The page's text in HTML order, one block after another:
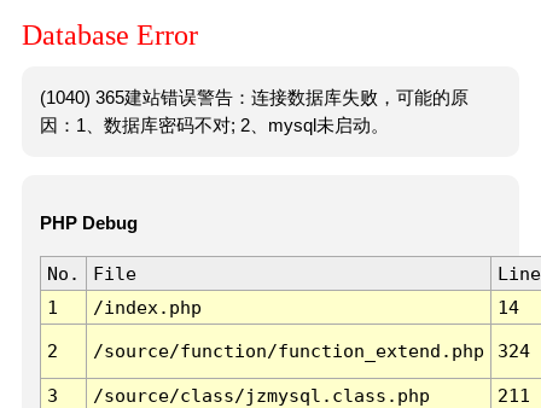
Database Error
(1040) 365建站错误警告：连接数据库失败，可能的原
因：1、数据库密码不对; 2、mysql未启动。
PHP Debug
No. File
Line
1
/index.php 14
2 /source/function/function_extend.php 324
3 /source/class/jzmysql.class.php
211